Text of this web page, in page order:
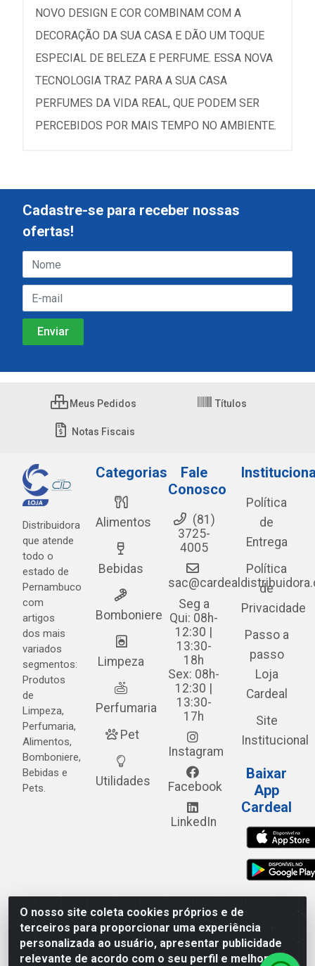
NOVO DESIGN E COR COMBINAM COM A
DECORAÇÃO DA SUA CASA E DÃO UM TOQUE
ESPECIAL DE BELEZA E PERFUME. ESSA NOVA
TECNOLOGIA TRAZ PARA A SUA CASA
PERFUMES DA VIDA REAL, QUE PODEM SER
PERCEBIDOS POR MAIS TEMPO NO AMBIENTE.
O nosso site coleta cookies próprios e de
terceiros para proporcionar uma experiência
personalizada ao usuário, apresentar publicidade
relevante de acordo com o seu perfil e melhorar a
Cadastre-se para receber nossas
ofertas!
Meus Pedidos Títulos
Notas Fiscais
Distribuidora
que atende
todo o
estado de
Pernambuco
com
artigos
dos mais
variados
segmentos:
Produtos
de
Limpeza,
Perfumaria,
Alimentos,
Bomboniere,
Bebidas e
Pets.
Categorias
Alimentos
Bebidas
Bomboniere
Limpeza
Perfumaria
Pet
Utilidades
Fale
Conosco
(81)
3725-
4005
Seg a
Qui: 08h-
12:30 |
13:30-
18h
Sex: 08h-
12:30 |
13:30-
17h
Instagram
Facebook
LinkedIn
Política
de
Entrega
Política
de
Privacidade
Passo a
passo
Loja
Cardeal
Site
Institucional
Baixar
App
Cardeal
Cardeal Distribuidora - Estrada Alto do Moura, 582 - Alto
do Moura - Caruaru/PE - CEP 55.040-120 - CNPJ
05.253.499/0001-62